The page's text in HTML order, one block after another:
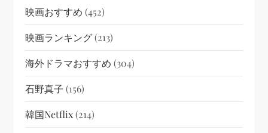
映画おすすめ (452)
映画ランキング(213)
海外ドラマおすすめ (304)
石野真子 (156)
韓国netflix(214)